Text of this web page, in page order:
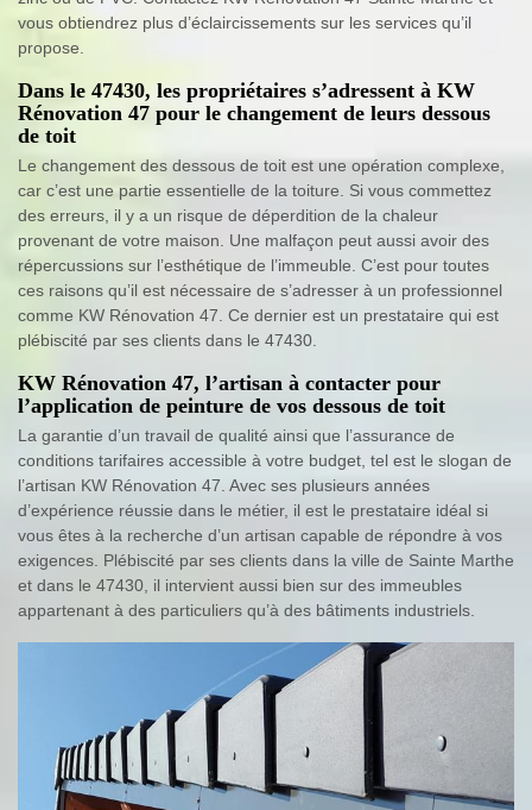
vous obtiendrez plus d’éclaircissements sur les services qu’il
propose.
Dans le 47430, les propriétaires s’adressent à KW
Rénovation 47 pour le changement de leurs dessous
de toit
Le changement des dessous de toit est une opération complexe,
car c’est une partie essentielle de la toiture. Si vous commettez
des erreurs, il y a un risque de déperdition de la chaleur
provenant de votre maison. Une malfaçon peut aussi avoir des
répercussions sur l’esthétique de l’immeuble. C’est pour toutes
ces raisons qu’il est nécessaire de s’adresser à un professionnel
comme KW Rénovation 47. Ce dernier est un prestataire qui est
plébiscité par ses clients dans le 47430.
KW Rénovation 47, l’artisan à contacter pour
l’application de peinture de vos dessous de toit
La garantie d’un travail de qualité ainsi que l’assurance de
conditions tarifaires accessible à votre budget, tel est le slogan de
l’artisan KW Rénovation 47. Avec ses plusieurs années
d’expérience réussie dans le métier, il est le prestataire idéal si
vous êtes à la recherche d’un artisan capable de répondre à vos
exigences. Plébiscité par ses clients dans la ville de Sainte Marthe
et dans le 47430, il intervient aussi bien sur des immeubles
appartenant à des particuliers qu’à des bâtiments industriels.